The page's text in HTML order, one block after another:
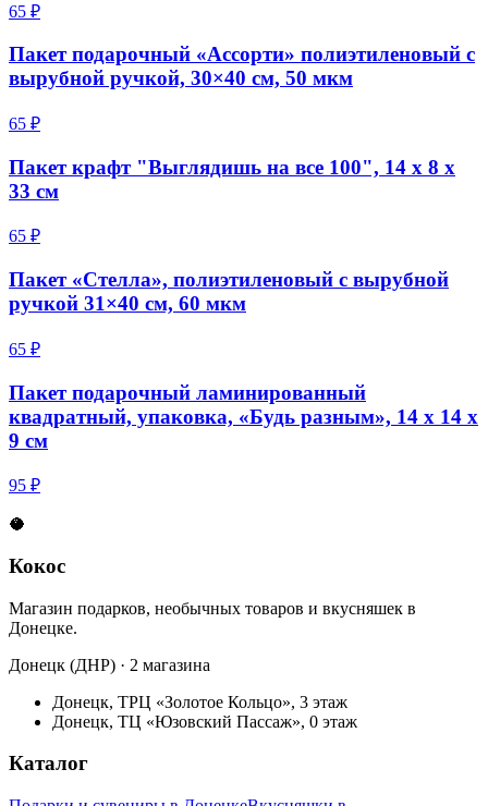
65 ₽
Пакет подарочный «Ассорти» полиэтиленовый с
вырубной ручкой, 30×40 см, 50 мкм
65 ₽
Пакет крафт "Выглядишь на все 100", 14 х 8 х
33 см
65 ₽
Пакет «Стелла», полиэтиленовый с вырубной
ручкой 31×40 см, 60 мкм
65 ₽
Пакет подарочный ламинированный
квадратный, упаковка, «Будь разным», 14 х 14 х
9 см
95 ₽
🥥
Кокос
Магазин подарков, необычных товаров и вкусняшек в
Донецке.
Донецк (ДНР) · 2 магазина
Донецк, ТРЦ «Золотое Кольцо», 3 этаж
Донецк, ТЦ «Юзовский Пассаж», 0 этаж
Каталог